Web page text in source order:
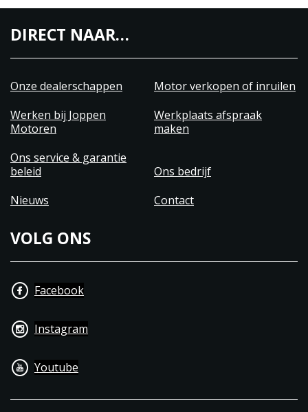
DIRECT NAAR…
Onze dealerschappen
Motor verkopen of inruilen
Werken bij Joppen
Motoren
Werkplaats afspraak
maken
Ons service & garantie
beleid
Ons bedrijf
Nieuws
Contact
VOLG ONS
Facebook
Instagram
Youtube